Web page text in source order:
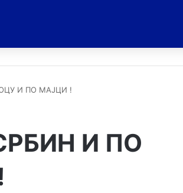
И ПО МАЈЦИ !
И ПО